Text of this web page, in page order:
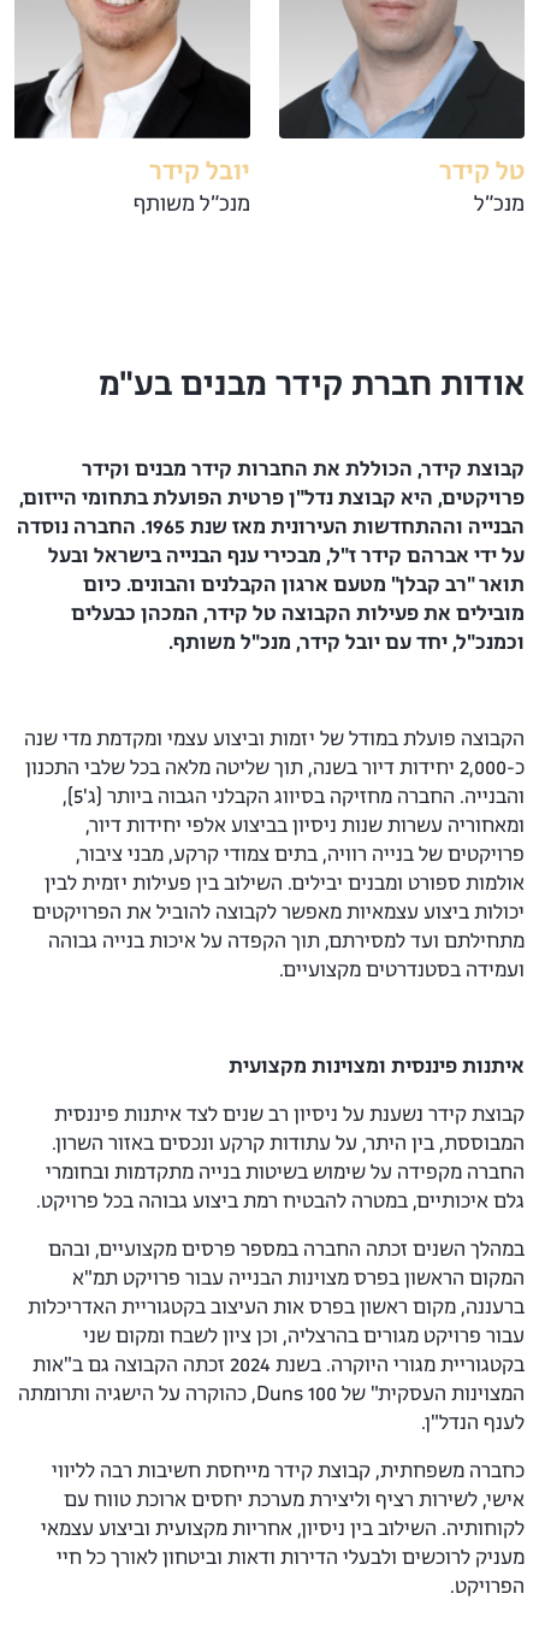
טל קידר
מנכ״ל
יובל קידר
מנכ״ל משותף
אודות חברת קידר מבנים בע"מ
קבוצת קידר, הכוללת את החברות קידר מבנים וקידר
פרויקטים, היא קבוצת נדל"ן פרטית הפועלת בתחומי הייזום,
הבנייה וההתחדשות העירונית מאז שנת 1965. החברה נוסדה
על ידי אברהם קידר ז"ל, מבכירי ענף הבנייה בישראל ובעל
תואר "רב קבלן" מטעם ארגון הקבלנים והבונים. כיום
מובילים את פעילות הקבוצה טל קידר, המכהן כבעלים
וכמנכ"ל, יחד עם יובל קידר, מנכ"ל משותף.
הקבוצה פועלת במודל של יזמות וביצוע עצמי ומקדמת מדי שנה
כ-2,000 יחידות דיור בשנה, תוך שליטה מלאה בכל שלבי התכנון
והבנייה. החברה מחזיקה בסיווג הקבלני הגבוה ביותר (ג'5),
ומאחוריה עשרות שנות ניסיון בביצוע אלפי יחידות דיור,
פרויקטים של בנייה רוויה, בתים צמודי קרקע, מבני ציבור,
אולמות ספורט ומבנים יבילים. השילוב בין פעילות יזמית לבין
יכולות ביצוע עצמאיות מאפשר לקבוצה להוביל את הפרויקטים
מתחילתם ועד למסירתם, תוך הקפדה על איכות בנייה גבוהה
ועמידה בסטנדרטים מקצועיים.
איתנות פיננסית ומצוינות מקצועית
קבוצת קידר נשענת על ניסיון רב שנים לצד איתנות פיננסית
המבוססת, בין היתר, על עתודות קרקע ונכסים באזור השרון.
החברה מקפידה על שימוש בשיטות בנייה מתקדמות ובחומרי
גלם איכותיים, במטרה להבטיח רמת ביצוע גבוהה בכל פרויקט.
במהלך השנים זכתה החברה במספר פרסים מקצועיים, ובהם
המקום הראשון בפרס מצוינות הבנייה עבור פרויקט תמ"א
ברעננה, מקום ראשון בפרס אות העיצוב בקטגוריית האדריכלות
עבור פרויקט מגורים בהרצליה, וכן ציון לשבח ומקום שני
בקטגוריית מגורי היוקרה. בשנת 2024 זכתה הקבוצה גם ב"אות
המצוינות העסקית" של Duns 100, כהוקרה על הישגיה ותרומתה
לענף הנדל"ן.
כחברה משפחתית, קבוצת קידר מייחסת חשיבות רבה לליווי
אישי, לשירות רציף וליצירת מערכת יחסים ארוכת טווח עם
לקוחותיה. השילוב בין ניסיון, אחריות מקצועית וביצוע עצמאי
מעניק לרוכשים ולבעלי הדירות ודאות וביטחון לאורך כל חיי
הפרויקט.